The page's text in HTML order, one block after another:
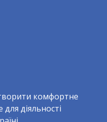
комфортне
діяльності